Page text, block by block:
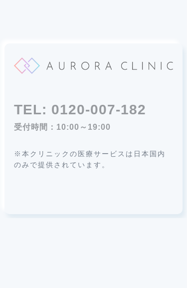
TEL: 0120-007-182
受付時間：10:00～19:00
※本クリニックの医療サービスは日本国内
のみで提供されています。